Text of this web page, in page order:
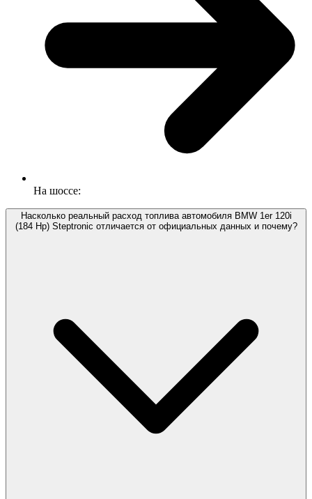
На шоссе:
Насколько реальный расход топлива автомобиля BMW 1er 120i
(184 Hp) Steptronic отличается от официальных данных и почему?